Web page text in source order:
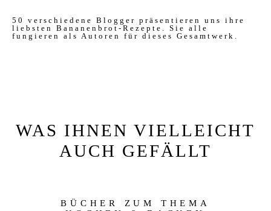
50 verschiedene Blogger präsentieren uns ihre
liebsten Bananenbrot-Rezepte. Sie alle
fungieren als Autoren für dieses Gesamtwerk.
WAS IHNEN VIELLEICHT
AUCH GEFÄLLT
BÜCHER ZUM THEMA